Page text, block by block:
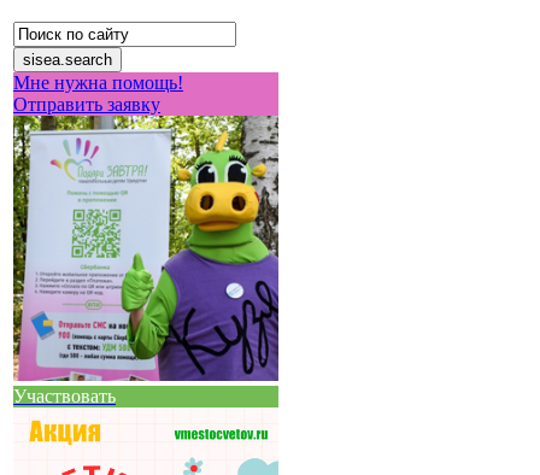
Мне нужна помощь!
Отправить заявку
Участвовать